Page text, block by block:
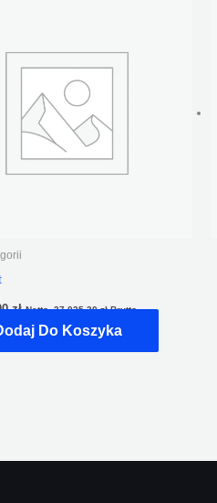
zł Netto,37 035,30złBrutto
Do Koszyka